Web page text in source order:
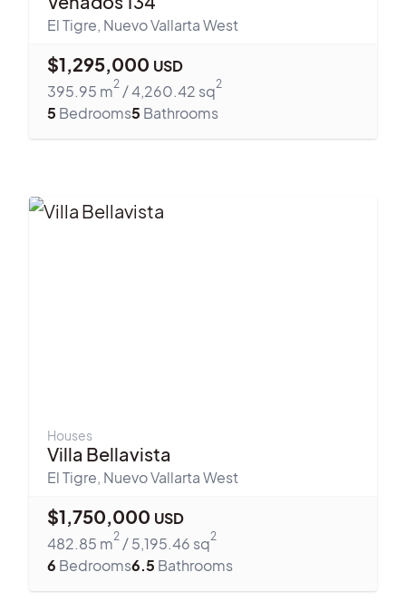
El Tigre Nuevo Vallarta West
$1,295,000 USD
395.95
2 / 4,260.42 2
5 Bedrooms 5 Bathrooms
Houses
Villa Bellavista
El Tigre Nuevo Vallarta West
$1,750,000 USD
482.85
2 / 5,195.46 2
6 Bedrooms 6.5 Bathrooms